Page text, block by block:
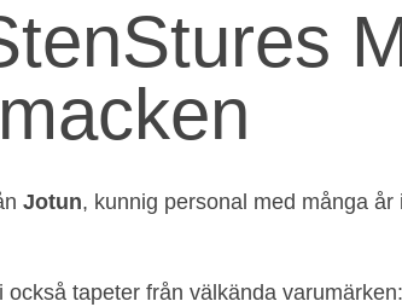
Jotun, kunnig personal med många år
tapeter från välkända varumärken: